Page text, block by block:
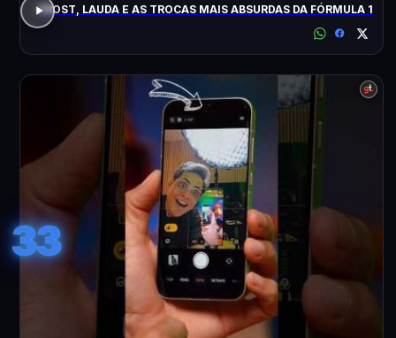
PROST, LAUDA E AS TROCAS MAIS ABSURDAS DA FÓRMULA 1
33